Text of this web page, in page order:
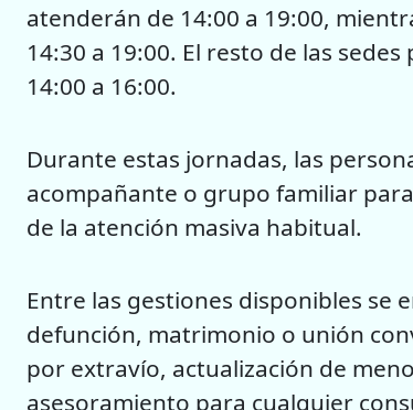
atenderán de 14:00 a 19:00,
14:30 a 19:00. El resto de las
14:00 a 16:00.
Durante estas jornadas, las
acompañante o grupo familiar
de la atención masiva habitual.
Entre las gestiones disponibles se
defunción, matrimonio o unión
por extravío, actualización de
asesoramiento para cualquier